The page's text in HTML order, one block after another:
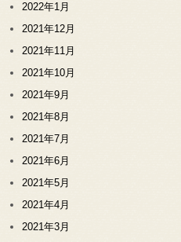
2022年1月
2021年12月
2021年11月
2021年10月
2021年9月
2021年8月
2021年7月
2021年6月
2021年5月
2021年4月
2021年3月